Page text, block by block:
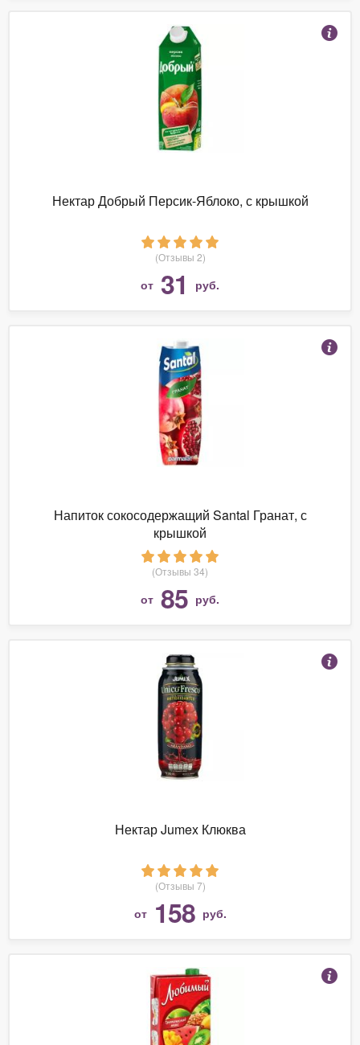
Нектар Добрый Персик-Яблоко, с крышкой
(Отзывы 2)
от 31 руб.
Напиток сокосодержащий Santal Гранат, с
крышкой
(Отзывы 34)
от 85 руб.
Нектар Jumex Клюква
(Отзывы 7)
от 158 руб.